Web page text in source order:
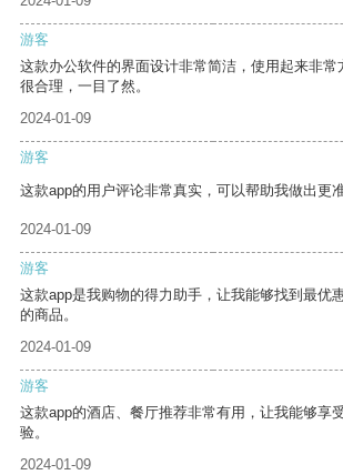
游客
这款办公软件的界面设计非常简洁，使用起来非常
很合理，一目了然。
2024-01-09
游客
这款app的用户评论非常真实，可以帮助我做出更
2024-01-09
游客
这款app是我购物的得力助手，让我能够找到最优
的商品。
2024-01-09
游客
这款app的酒店、餐厅推荐非常有用，让我能够享
验。
2024-01-09